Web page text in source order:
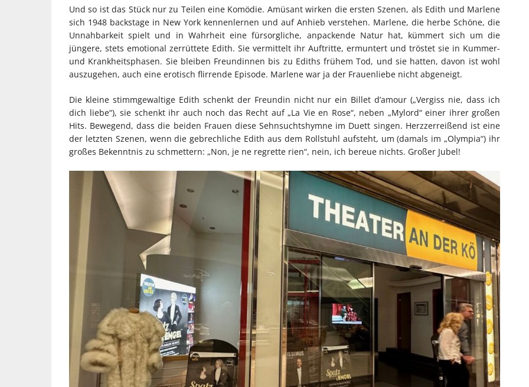
Und so ist das Stück nur zu Teilen eine Komödie. Amüsant wirken die ersten Szenen, als Edith und Marlene
sich 1948 backstage in New York kennenlernen und auf Anhieb verstehen. Marlene, die herbe Schöne, die
Unnahbarkeit spielt und in Wahrheit eine fürsorgliche, anpackende Natur hat, kümmert sich um die
jüngere, stets emotional zerrüttete Edith. Sie vermittelt ihr Auftritte, ermuntert und tröstet sie in Kummer-
und Krankheitsphasen. Sie bleiben Freundinnen bis zu Ediths frühem Tod, und sie hatten, davon ist wohl
auszugehen, auch eine erotisch flirrende Episode. Marlene war ja der Frauenliebe nicht abgeneigt.
Die kleine stimmgewaltige Edith schenkt der Freundin nicht nur ein Billet d’amour („Vergiss nie, dass ich
dich liebe“), sie schenkt ihr auch noch das Recht auf „La Vie en Rose“, neben „Mylord“ einer ihrer großen
Hits. Bewegend, dass die beiden Frauen diese Sehnsuchtshymne im Duett singen. Herzzerreißend ist eine
der letzten Szenen, wenn die gebrechliche Edith aus dem Rollstuhl aufsteht, um (damals im „Olympia“) ihr
großes Bekenntnis zu schmettern: „Non, je ne regrette rien“, nein, ich bereue nichts. Großer Jubel!